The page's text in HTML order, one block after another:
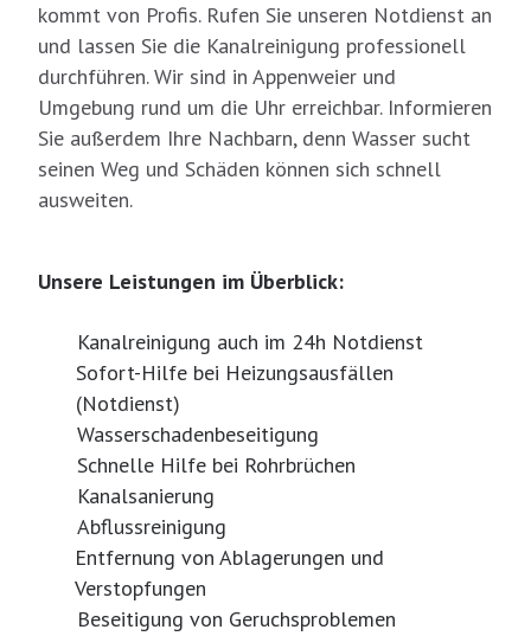
kommt von Profis. Rufen Sie unseren Notdienst an
und lassen Sie die Kanalreinigung professionell
durchführen. Wir sind in Appenweier und
Umgebung rund um die Uhr erreichbar. Informieren
Sie außerdem Ihre Nachbarn, denn Wasser sucht
seinen Weg und Schäden können sich schnell
ausweiten.
Unsere Leistungen im Überblick:
Kanalreinigung auch im 24h Notdienst
Sofort-Hilfe bei Heizungsausfällen
(Notdienst)
Wasserschadenbeseitigung
Schnelle Hilfe bei Rohrbrüchen
Kanalsanierung
Abflussreinigung
Entfernung von Ablagerungen und
Verstopfungen
Beseitigung von Geruchsproblemen